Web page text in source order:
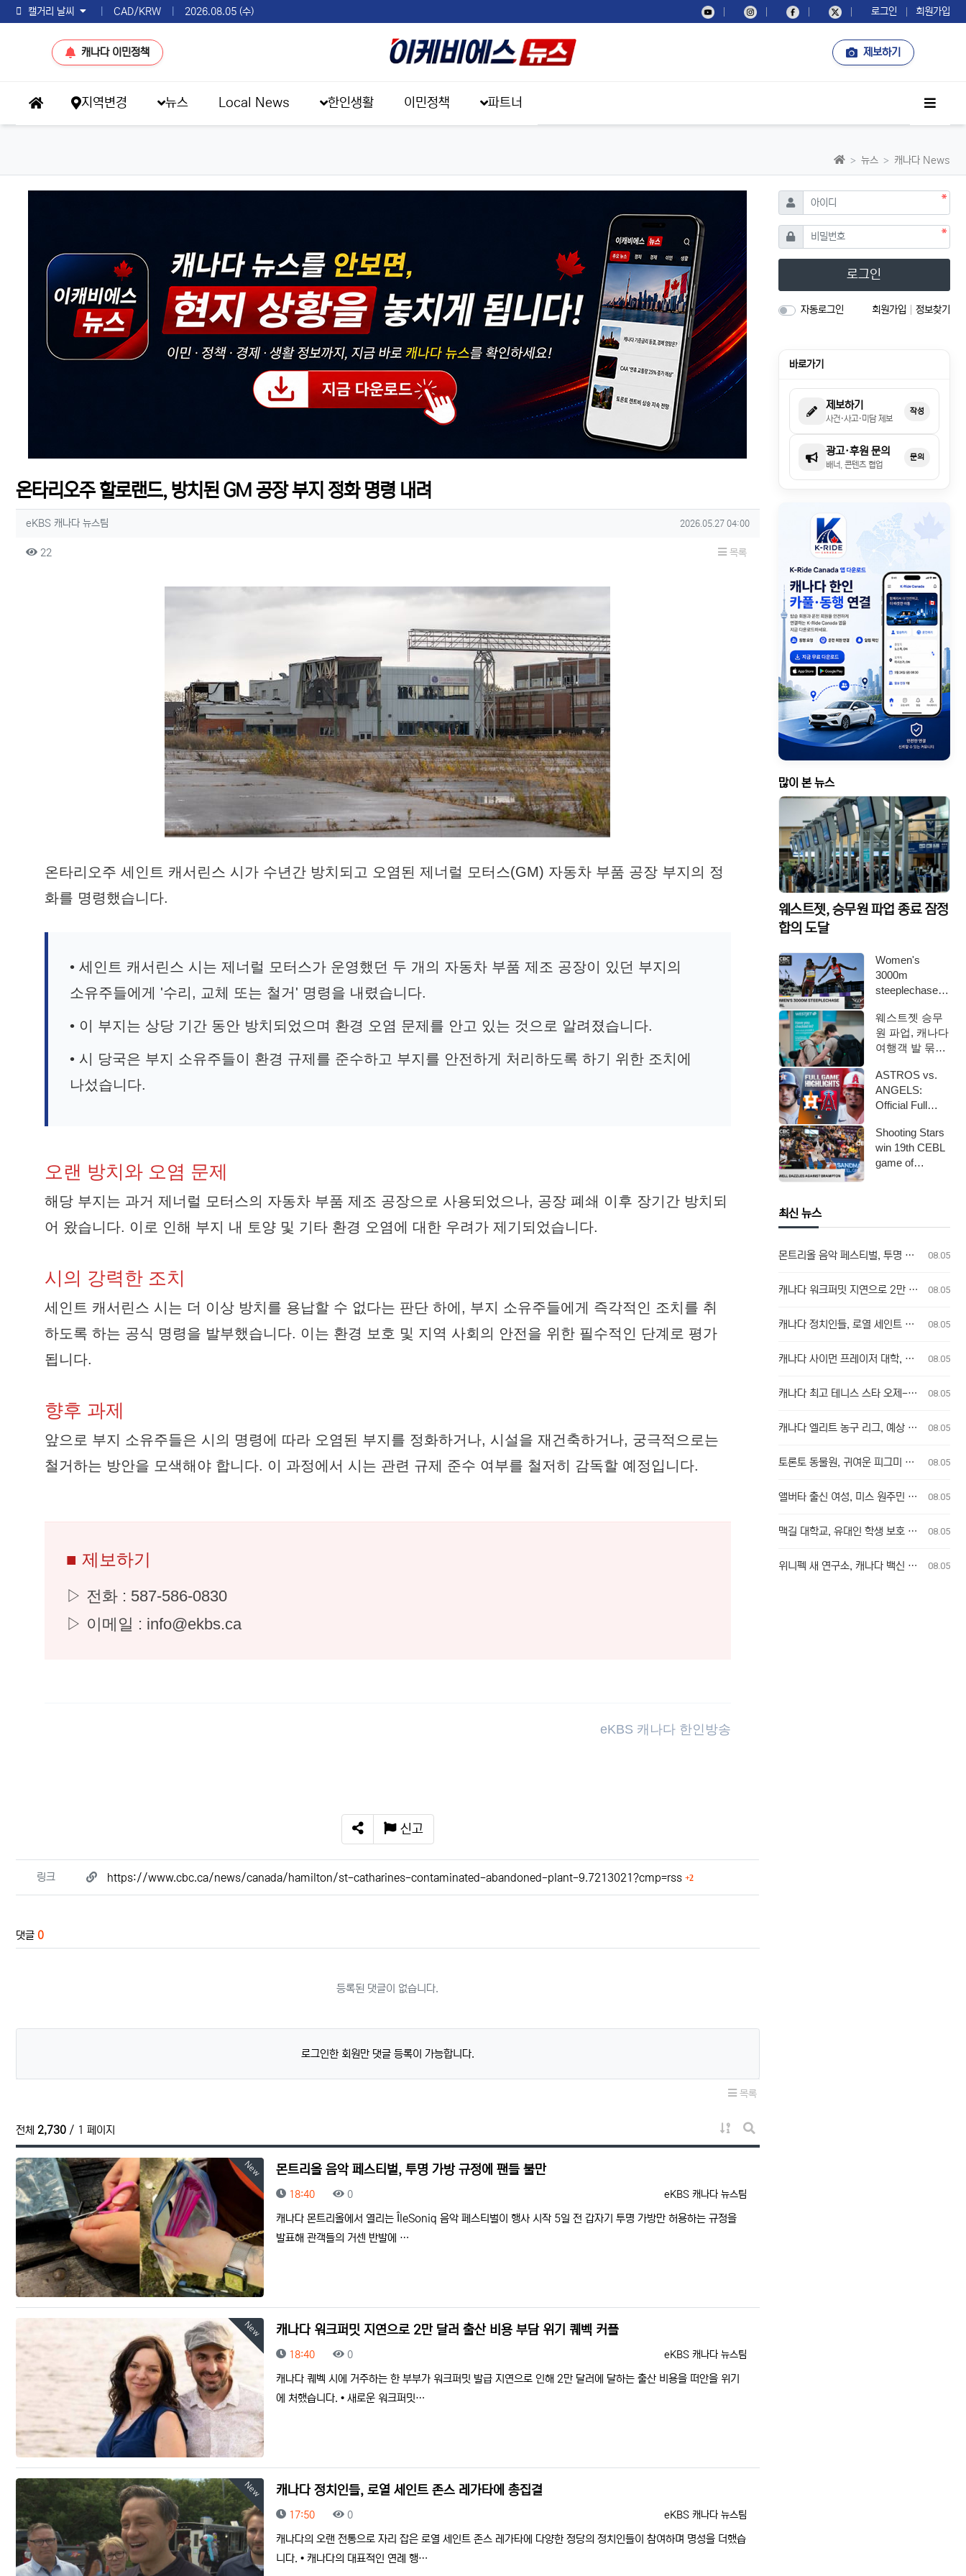
토론토 날씨 CAD/KRW 2026.08.05 (수) 로그인 회원가입
캐나다 이민정책 제보하기
지역변경 뉴스 Local News 한인생활 이민정책
파트너
홈으로
사이드
eKBS News
홈으로뉴스 캐나다 News
온타리오주 할로랜드, 방치된 GM 공장 부지 정화 명령 내려
작성자 정보
eKBS 캐나다 뉴스팀 작성일
2026.05.27 04:00
컨텐츠 정보
22 목록
온타리오주 세인트 캐서린스 시가 수년간 방치되고 오염된 제너럴 모터스(GM) 자동차 부품 공장 부지의 정
화를 명령했습니다.
• 세인트 캐서린스 시는 제너럴 모터스가 운영했던 두 개의 자동차 부품 제조 공장이 있던 부지의
소유주들에게 '수리, 교체 또는 철거' 명령을 내렸습니다.
• 이 부지는 상당 기간 동안 방치되었으며 환경 오염 문제를 안고 있는 것으로 알려졌습니다.
• 시 당국은 부지 소유주들이 환경 규제를 준수하고 부지를 안전하게 처리하도록 하기 위한 조치에
나섰습니다.
오랜 방치와 오염 문제
해당 부지는 과거 제너럴 모터스의 자동차 부품 제조 공장으로 사용되었으나, 공장 폐쇄 이후 장기간 방치되
어 왔습니다. 이로 인해 부지 내 토양 및 기타 환경 오염에 대한 우려가 제기되었습니다.
시의 강력한 조치
세인트 캐서린스 시는 더 이상 방치를 용납할 수 없다는 판단 하에, 부지 소유주들에게 즉각적인 조치를 취
하도록 하는 공식 명령을 발부했습니다. 이는 환경 보호 및 지역 사회의 안전을 위한 필수적인 단계로 평가
됩니다.
향후 과제
앞으로 부지 소유주들은 시의 명령에 따라 오염된 부지를 정화하거나, 시설을 재건축하거나, 궁극적으로는
철거하는 방안을 모색해야 합니다. 이 과정에서 시는 관련 규제 준수 여부를 철저히 감독할 예정입니다.
■ 제보하기
▷ 전화 : 587-586-0830
▷ 이메일 : info@ekbs.ca
eKBS 캐나다 한인방송
SNS 공유
신고
관련자료
링크 https://www.cbc.ca/news/canada/hamilton/st-catharines-contaminated-abandoned-plant-9.7213021?cmp=rss 2회 연결
댓글 0
등록된 댓글이 없습니다.
로그인한 회원만 댓글 등록이 가능합니다.
목록
전체 2,730 / 1 페이지
게시물 정렬
게시판 검색
New 몬트리올 음악 페스티벌, 투명 가방 규정에 팬들 불만
등록자
eKBS 캐나다 뉴스팀
등록일
18:40 조회
0
캐나다 몬트리올에서 열리는 ÎleSoniq 음악 페스티벌이 행사 시작 5일 전 갑자기 투명 가방만 허용하는 규정을
발표해 관객들의 거센 반발에 …
New 캐나다 워크퍼밋 지연으로 2만 달러 출산 비용 부담 위기 퀘벡 커플
등록자
eKBS 캐나다 뉴스팀
등록일
18:40 조회
0
캐나다 퀘벡 시에 거주하는 한 부부가 워크퍼밋 발급 지연으로 인해 2만 달러에 달하는 출산 비용을 떠안을 위기
에 처했습니다. • 새로운 워크퍼밋…
New 캐나다 정치인들, 로열 세인트 존스 레가타에 총집결
등록자
eKBS 캐나다 뉴스팀
등록일
17:50 조회
0
캐나다의 오랜 전통으로 자리 잡은 로열 세인트 존스 레가타에 다양한 정당의 정치인들이 참여하며 명성을 더했습
니다. • 캐나다의 대표적인 연례 행…
아이디 필수
비밀번호필수
로그인
자동로그인 회원가입 정보찾기
바로가기
제보하기
사건·사고·미담 제보
작성
광고·후원 문의
배너, 콘텐츠 협업
문의
많이 본 뉴스
웨스트젯, 승무원 파업 종료 잠정
합의 도달
Women's
3000m
steeplechase
…
웨스트젯 승무
원 파업, 캐나다
여행객 발 묶였
ASTROS vs.
ANGELS:
Official Full
Shooting Stars
win 19th CEBL
game of
최신 뉴스
몬트리올 음악 페스티벌, 투명 가방 규정에 팬들 불만 08.05
캐나다 워크퍼밋 지연으로 2만 달러 출산 비용 부담 위기 퀘벡 커플 08.05
캐나다 정치인들, 로열 세인트 존스 레가타에 총집결 08.05
캐나다 사이먼 프레이저 대학, 48명의 신입생으로 새 의과대학 개교 08.05
캐나다 최고 테니스 스타 오제-알리아심, 훈련 중 허리 부상으로 내셔널 오픈 기권 08.05
캐나다 엘리트 농구 리그, 예상 밖의 전력 누수로 우승 경쟁 판도 변화 08.05
토론토 동물원, 귀여운 피그미 하마 새끼 탄생 08.05
앨버타 출신 여성, 미스 원주민 캐나다 왕관 차지 08.05
맥길 대학교, 유대인 학생 보호 소홀 혐의 집단 소송 승인 08.05
위니펙 새 연구소, 캐나다 백신 연구 강화 및 팬데믹 대비 역량 확충에 기여 08.05